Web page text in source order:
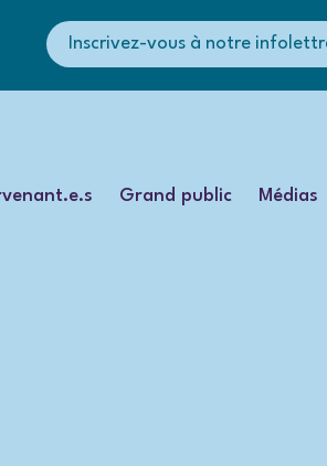
Inscrivez-vous à notre
Grand public Médias